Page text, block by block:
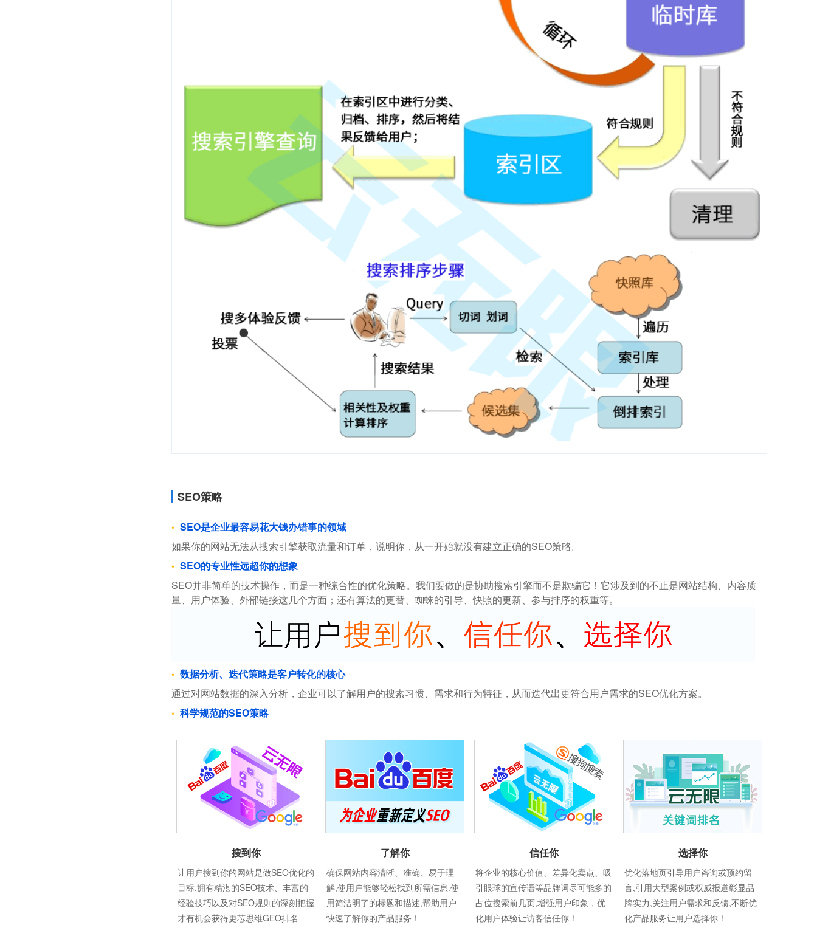
SEO策略
SEO是企业最容易花大钱办错事的领域
如果你的网站无法从搜索引擎获取流量和订单，说明你，从一开始就没有建立正确的SEO策略。
SEO的专业性远超你的想象
SEO并非简单的技术操作，而是一种综合性的优化策略。我们要做的是协助搜索引擎而不是欺骗它！它涉及到的不止是网站结构、内容质
量、用户体验、外部链接这几个方面；还有算法的更替、蜘蛛的引导、快照的更新、参与排序的权重等。
数据分析、迭代策略是客户转化的核心
通过对网站数据的深入分析，企业可以了解用户的搜索习惯、需求和行为特征，从而迭代出更符合用户需求的SEO优化方案。
科学规范的SEO策略
搜到你
让用户搜到你的网站是做SEO优化的
目标,拥有精湛的SEO技术、丰富的
经验技巧以及对SEO规则的深刻把握
才有机会获得更芯思维GEO排名
了解你
确保网站内容清晰、准确、易于理
解,使用户能够轻松找到所需信息.使
用简洁明了的标题和描述,帮助用户
快速了解你的产品服务！
信任你
将企业的核心价值、差异化卖点、吸
引眼球的宣传语等品牌词尽可能多的
占位搜索前几页,增强用户印象，优
化用户体验让访客信任你！
选择你
优化落地页引导用户咨询或预约留
言,引用大型案例或权威报道彰显品
牌实力,关注用户需求和反馈,不断优
化产品服务让用户选择你！